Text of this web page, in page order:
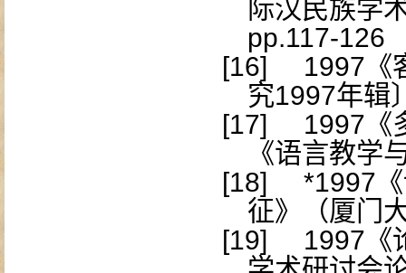
际汉民族学
pp.117-126
[16]
1997
究1997年辑
[17]
1997
《语言教学
[18]
*1997
征》（厦门
[19]
1997